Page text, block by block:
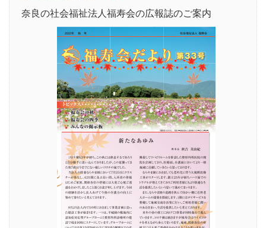
奈良の社会福祉法人福寿会の広報誌のご案内